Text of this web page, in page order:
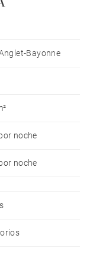
acceso internet
privada,
lavadora,
Bayonne
noche
noche